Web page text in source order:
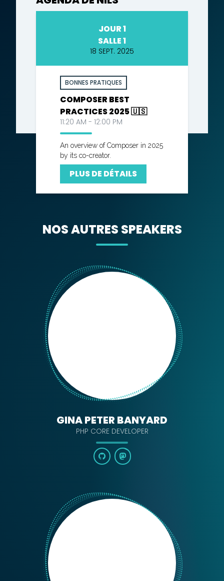
JOUR 1
SALLE 1
18 SEPT. 2025
BONNES PRATIQUES
COMPOSER BEST
PRACTICES 2025 🇺🇸
11:20 AM - 12:00 PM
An overview of Composer in 2025
by its co-creator.
PLUS DE DÉTAILS
NOS AUTRES SPEAKERS
GINA PETER BANYARD
PHP CORE DEVELOPER